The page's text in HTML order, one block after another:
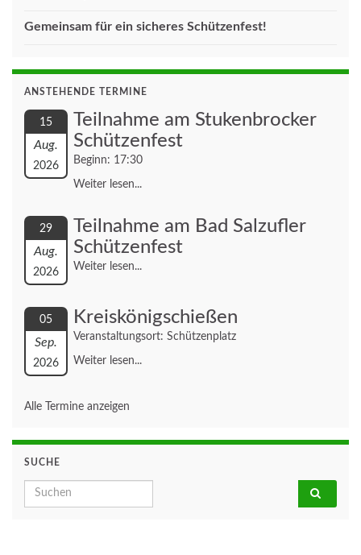
Gemeinsam für ein sicheres Schützenfest!
ANSTEHENDE TERMINE
15
Aug.
2026
Teilnahme am Stukenbrocker
Schützenfest
Beginn: 17:30
Weiter lesen...
29
Aug.
2026
Teilnahme am Bad Salzufler
Schützenfest
Weiter lesen...
05
Sep.
2026
Kreiskönigschießen
Veranstaltungsort: Schützenplatz
Weiter lesen...
Alle Termine anzeigen
SUCHE
Search for: